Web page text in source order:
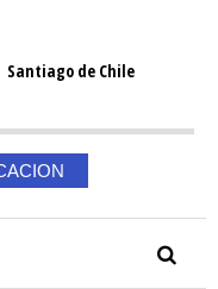
Santiago de Chile